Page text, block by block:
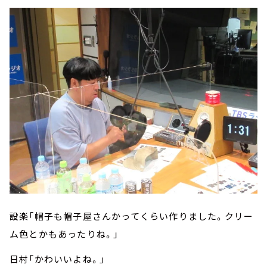
設楽「帽子も帽子屋さんかってくらい作りました。クリー
ム色とかもあったりね。」
日村「かわいいよね。」